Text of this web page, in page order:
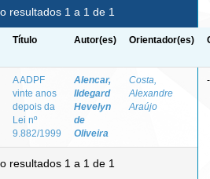
resultados 1 a 1 de 1
Título Autor(es) Orientador(es)
A ADPF
vinte anos
depois da
Lei nº
9.882/1999
Alencar,
Ildegard
Hevelyn
de
Oliveira
Costa,
Alexandre
Araújo
-
resultados 1 a 1 de 1